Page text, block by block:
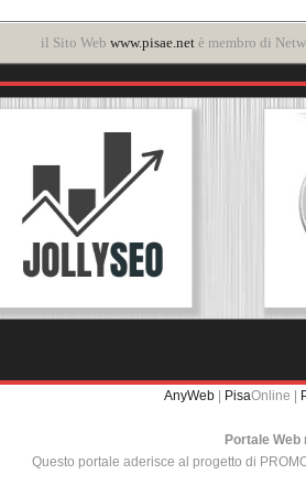
il Sito Web www.pisae.net è membro di
AnyWeb | PisaOnline |
Portale Web
Questo portale aderisce al progetto di